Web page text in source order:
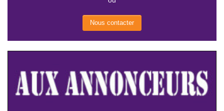
Nous contacter